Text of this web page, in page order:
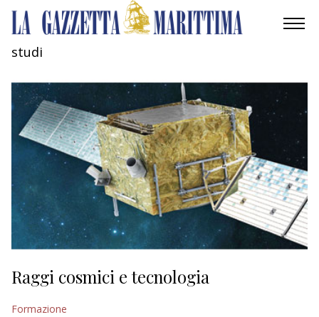
MOBILITÀ
INDUSTRIA
ECONOMIA
TURISMO
CULTURA
NAUTICA
studi
Raggi cosmici e tecnologia
Formazione